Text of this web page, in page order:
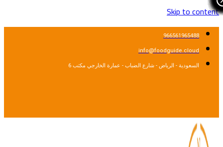
Skip to content
966561965488
info@foodguide.cloud
السعودية - الرياض - شارع الضباب - عمارة الخارجي مكتب 6